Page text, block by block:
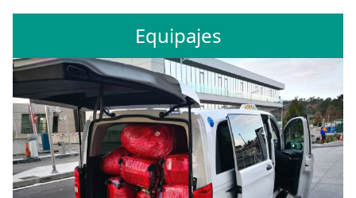
Equipajes